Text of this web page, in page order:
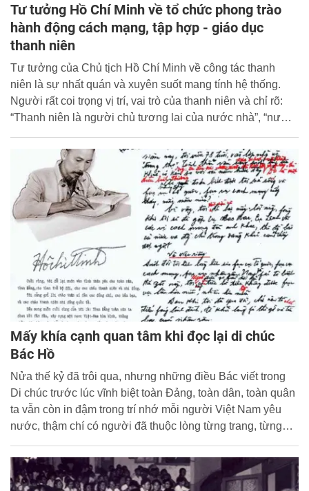
Tư tưởng Hồ Chí Minh về tổ chức phong trào
hành động cách mạng, tập hợp - giáo dục
thanh niên
Tư tưởng của Chủ tịch Hồ Chí Minh về công tác thanh
niên là sự nhất quán và xuyên suốt mang tính hệ thống.
Người rất coi trọng vị trí, vai trò của thanh niên và chỉ rõ:
“Thanh niên là người chủ tương lai của nước nhà”, “nước
thanh niên”.
Mấy khía cạnh quan tâm khi đọc lại di chúc
Bác Hồ
Nửa thế kỷ đã trôi qua, nhưng những điều Bác viết trong
Di chúc trước lúc vĩnh biệt toàn Đảng, toàn dân, toàn quân
ta vẫn còn in đậm trong trí nhớ mỗi người Việt Nam yêu
nước, thậm chí có người đã thuộc lòng từng trang, từng